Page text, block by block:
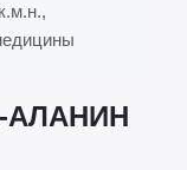
АЛАНИН